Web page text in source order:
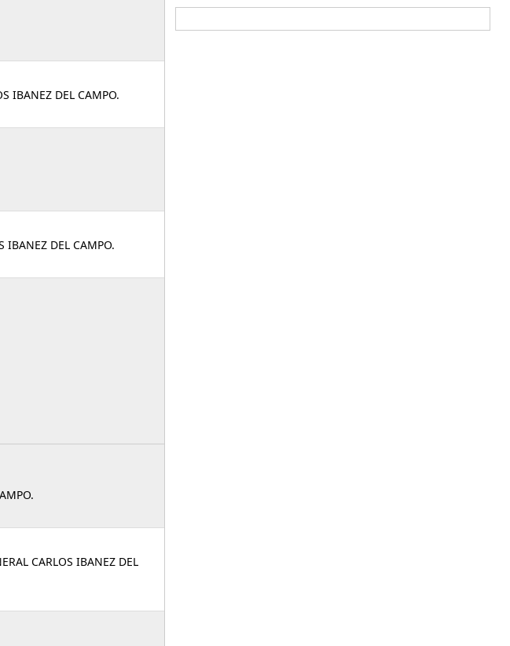
IBANEZ DEL CAMPO.
IBANEZ DEL CAMPO.
CARLOS IBANEZ DEL